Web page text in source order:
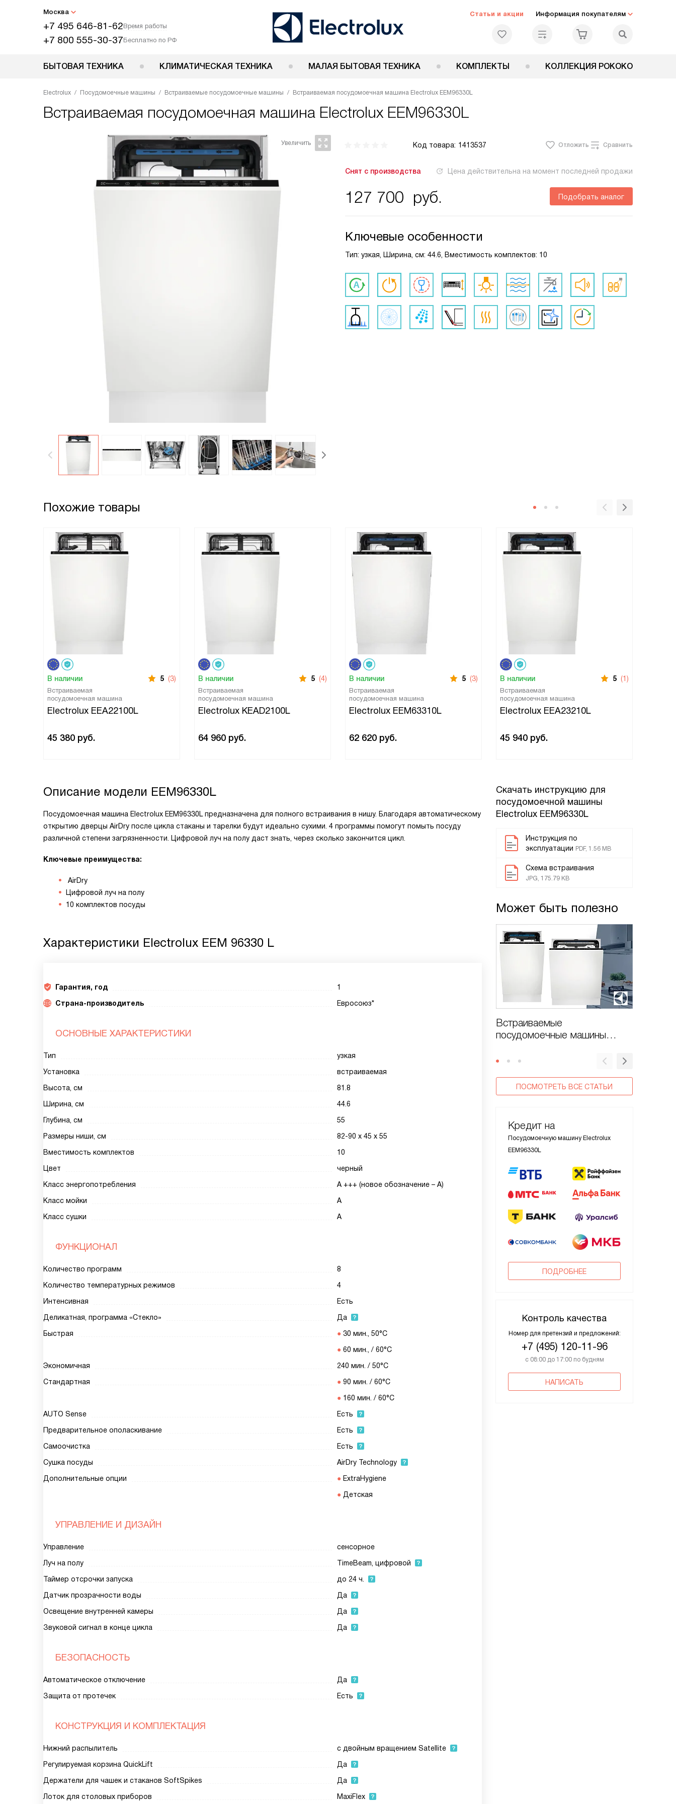
Москва
+7 495 646-81-62Время работы
+7 800 555-30-37Бесплатно по РФ
Статьи и акции Информация покупателям
БЫТОВАЯ ТЕХНИКА КЛИМАТИЧЕСКАЯ ТЕХНИКА МАЛАЯ БЫТОВАЯ ТЕХНИКА КОМПЛЕКТЫ КОЛЛЕКЦИЯ РОКОКО
Electrolux Посудомоечные машины Встраиваемые посудомоечные машины Встраиваемая посудомоечная машина Electrolux EEM96330L
Встраиваемая посудомоечная машина Electrolux EEM96330L
Код товара: 1413537 Отложить Сравнить
Снят с производства Цена действительна на момент последней продажи
127 700 руб. Подобрать аналог
Ключевые особенности
Тип: узкая, Ширина, см: 44.6, Вместимость комплектов: 10
Похожие товары
В наличии 5 (3)
Встраиваемая
посудомоечная машина
Electrolux EEA22100L
45 380 руб.
В наличии 5 (4)
Встраиваемая
посудомоечная машина
Electrolux KEAD2100L
64 960 руб.
В наличии 5 (3)
Встраиваемая
посудомоечная машина
Electrolux EEM63310L
62 620 руб.
В наличии 5 (1)
Встраиваемая
посудомоечная машина
Electrolux EEA23210L
45 940 руб.
Скачать инструкцию для
посудомоечной машины
Electrolux EEM96330L
Инструкция по
эксплуатации PDF, 1.56 MB
Схема встраивания
JPG, 175.79 KB
Может быть полезно
Встраиваемые
посудомоечные машины
ПОСМОТРЕТЬ ВСЕ СТАТЬИ
Кредит на
Посудомоечную машину Electrolux
EEM96330L
ПОДРОБНЕЕ
Контроль качества
Номер для претензий и предложений:
+7 (495) 120-11-96
с 08:00 до 17:00 по будням
НАПИСАТЬ
Описание модели EEM96330L
Посудомоечная машина Electrolux EEM96330L предназначена для полного встраивания в нишу. Благодаря автоматическому
открытию дверцы AirDry после цикла стаканы и тарелки будут идеально сухими. 4 программы помогут помыть посуду
различной степени загрязненности. Цифровой луч на полу даст знать, через сколько закончится цикл.
Ключевые преимущества:
AirDry
Цифровой луч на полу
10 комплектов посуды
Характеристики Electrolux EEM 96330 L
Гарантия, год
1
Страна-производитель
Евросоюз*
ОСНОВНЫЕ ХАРАКТЕРИСТИКИ
Тип
узкая
Установка
встраиваемая
Высота, см
81.8
Ширина, см
44.6
Глубина, см
55
Размеры ниши, см
82-90 х 45 х 55
Вместимость комплектов
10
Цвет
черный
Класс энергопотребления
A +++ (новое обозначение – A)
Класс мойки
A
Класс сушки
A
ФУНКЦИОНАЛ
Количество программ
8
Количество температурных режимов
4
Интенсивная
Есть
Деликатная, программа «Стекло»
Да
Быстрая
30 мин., 50°C
60 мин., / 60°C
Экономичная
240 мин. / 50°C
Стандартная
90 мин. / 60°C
160 мин. / 60°C
AUTO Sense
Есть
Предварительное ополаскивание
Есть
Самоочистка
Есть
Сушка посуды
AirDry Technology
Дополнительные опции
ExtraHygiene
Детская
УПРАВЛЕНИЕ И ДИЗАЙН
Управление
сенсорное
Луч на полу
TimeBeam, цифровой
Таймер отсрочки запуска
до 24 ч.
Датчик прозрачности воды
Да
Освещение внутренней камеры
Да
Звуковой сигнал в конце цикла
Да
БЕЗОПАСНОСТЬ
Автоматическое отключение
Да
Защита от протечек
Есть
КОНСТРУКЦИЯ И КОМПЛЕКТАЦИЯ
Нижний распылитель
с двойным вращением Satellite
Регулируемая корзина QuickLift
Да
Держатели для чашек и стаканов SoftSpikes
Да
Лоток для столовых приборов
MaxiFlex